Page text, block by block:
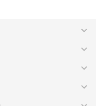



